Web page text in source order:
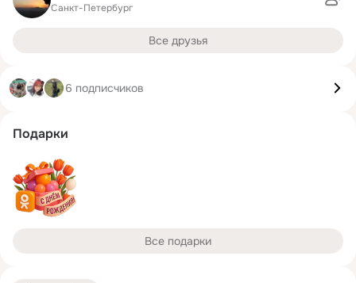
Санкт-Петербург
Все друзья
6 подписчиков
Подарки
Все подарки